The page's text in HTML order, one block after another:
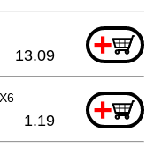
+
13.09
+
1.19